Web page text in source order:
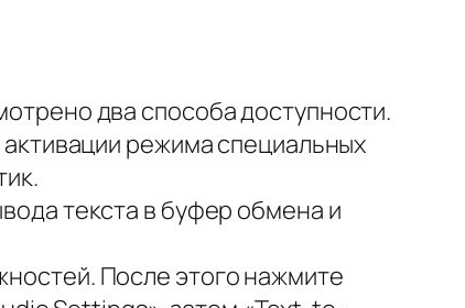
два способа доступности.
режима специальных
текста в буфер обмена и
После этого нажмите